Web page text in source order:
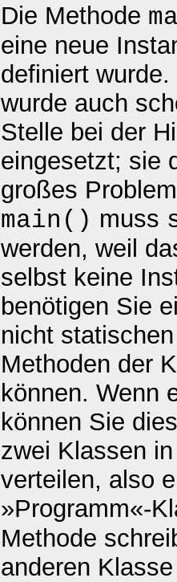
Die Methode
eine neue
definiert
wurde auch
Stelle bei der
eingesetzt; sie
großes
main() muss
werden, weil
selbst keine
benötigen Sie
nicht
Methoden der
können. Wenn
können Sie
zwei Klassen
verteilen, also
»Programm«-
Methode
anderen